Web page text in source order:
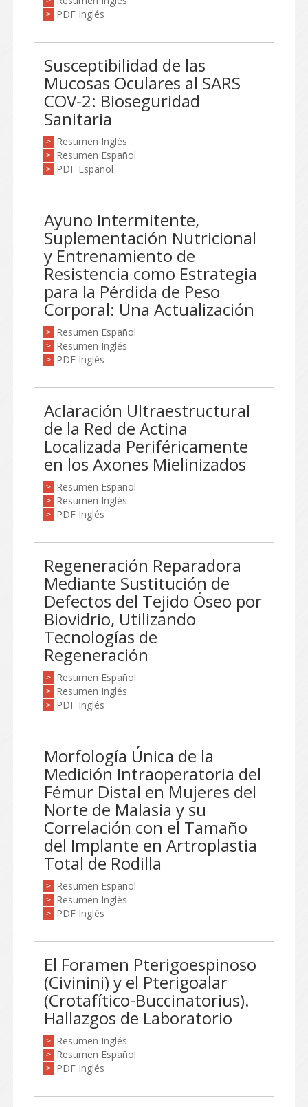
> PDF Inglés
Susceptibilidad de las
Mucosas Oculares al SARS
COV-2: Bioseguridad
Sanitaria
> Resumen Inglés
> Resumen Español
> PDF Español
Ayuno Intermitente,
Suplementación Nutricional
y Entrenamiento de
Resistencia como Estrategia
para la Pérdida de Peso
Corporal: Una Actualización
> Resumen Español
> Resumen Inglés
> PDF Inglés
Aclaración Ultraestructural
de la Red de Actina
Localizada Periféricamente
en los Axones Mielinizados
> Resumen Español
> Resumen Inglés
> PDF Inglés
Regeneración Reparadora
Mediante Sustitución de
Defectos del Tejido Óseo por
Biovidrio, Utilizando
Tecnologías de
Regeneración
> Resumen Español
> Resumen Inglés
> PDF Inglés
Morfología Única de la
Medición Intraoperatoria del
Fémur Distal en Mujeres del
Norte de Malasia y su
Correlación con el Tamaño
del Implante en Artroplastia
Total de Rodilla
> Resumen Español
> Resumen Inglés
> PDF Inglés
El Foramen Pterigoespinoso
(Civinini) y el Pterigoalar
(Crotafítico-Buccinatorius).
Hallazgos de Laboratorio
> Resumen Inglés
> Resumen Español
> PDF Inglés